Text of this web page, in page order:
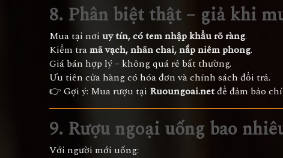
8. Phân biệt thật – giả khi
Mua tại nơi uy tín, có tem nhập khẩu rõ ràng.
Kiểm tramã vạch, nhãn chai, nắp niêm phong.
Giá bán hợp lý – không quá rẻ bất thường.
Ưu tiên cửa hàng có hóa đơn và chính sách đổi trả.
👉 Gợi ý: Mua rượu tại Ruoungoai.netđể đảm bảo
9. Rượu ngoại uống bao
Với người mới uống: